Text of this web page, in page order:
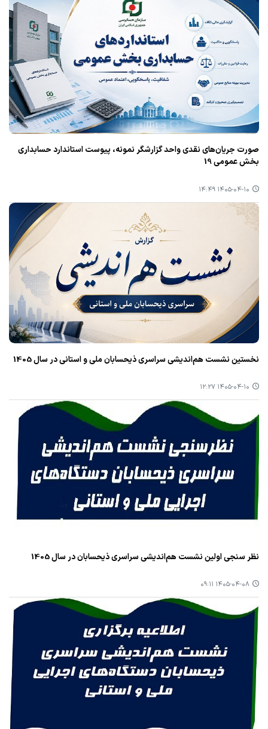
صورت جریان‌های نقدی واحد گزارشگر نمونه، پیوست استاندارد حسابداری
بخش عمومی 19
۱۴۰۵-۰۴-۱۰ ۱۴:۴۹
نخستین نشست هم‌اندیشی سراسری ذیحسابان ملی و استانی در سال 1405
۱۴۰۵-۰۴-۱۰ ۱۲:۲۷
نظر سنجی اولین نشست هم‌اندیشی سراسری ذیحسابان در سال 1405
۱۴۰۵-۰۴-۰۸ ۰۹:۱۱